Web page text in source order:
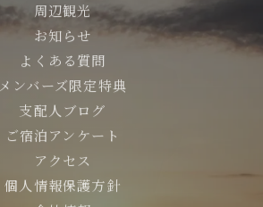
周辺観光
お知らせ
よくある質問
メンバーズ限定特典
支配人ブログ
ご宿泊アンケート
アクセス
個人情報保護方針